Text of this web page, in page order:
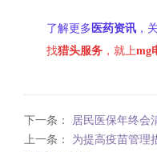
了解更多 医药资讯 ，
找猎头服务 ，就上mg
下一条： 居民医保年终会
上一条： 为提高疫苗管理